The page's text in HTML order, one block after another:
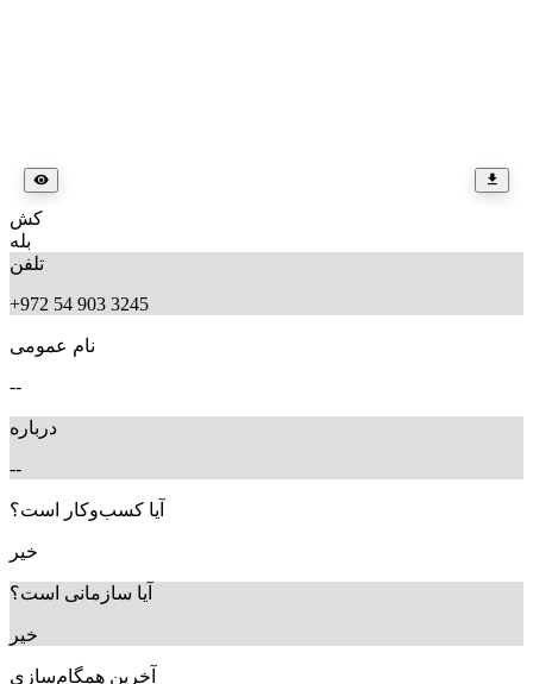
کش
بله
تلفن
+972 54 903 3245
نام عمومی
--
درباره
--
آیا کسب‌وکار است؟
خیر
آیا سازمانی است؟
خیر
آخرین همگام‌سازی